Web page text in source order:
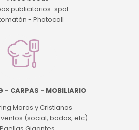
publicitarios-spot
- Photocall
- CARPAS - MOBILIARIO
Moros y Cristianos
(social, bodas, etc)